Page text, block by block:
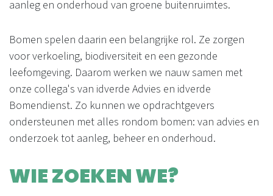
aanleg en onderhoud van groene buitenruimtes.
Bomen spelen daarin een belangrijke rol. Ze zorgen
voor verkoeling, biodiversiteit en een gezonde
leefomgeving. Daarom werken we nauw samen met
onze collega's van idverde Advies en idverde
Bomendienst. Zo kunnen we opdrachtgevers
ondersteunen met alles rondom bomen: van advies en
onderzoek tot aanleg, beheer en onderhoud.
WIE ZOEKEN WE?